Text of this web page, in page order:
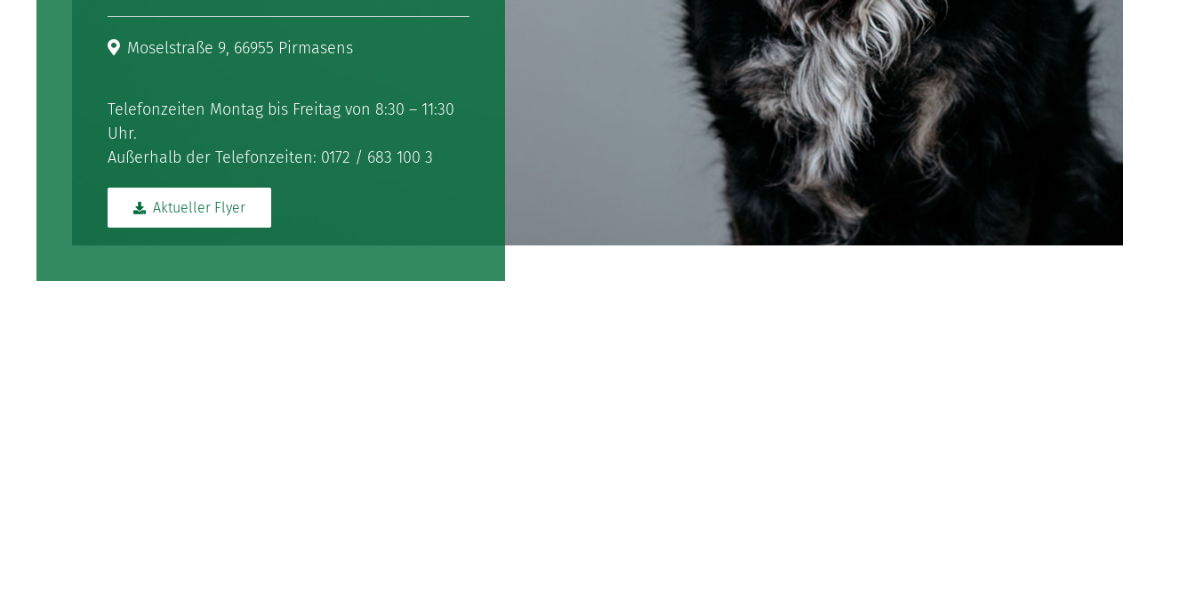
Moselstraße 9, 66955 Pirmasens
Telefonzeiten Montag bis Freitag von 8:30 – 11:30
Uhr.
Außerhalb der Telefonzeiten: 0172 / 683 100 3
Aktueller Flyer